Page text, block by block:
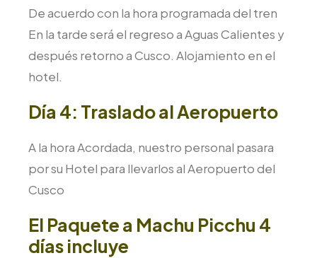
De acuerdo con la hora programada del tren
En la tarde será el regreso a Aguas Calientes y
después retorno a Cusco. Alojamiento en el
hotel.
Día 4: Traslado al Aeropuerto
A la hora Acordada, nuestro personal pasara
por su Hotel para llevarlos al Aeropuerto del
Cusco
El Paquete a Machu Picchu 4
días incluye